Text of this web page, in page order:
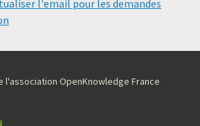
l'email pour les demandes
l'association OpenKnowledge France